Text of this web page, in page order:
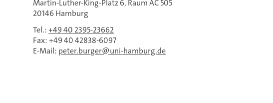
Martin-Luther-King-Platz 6, Raum AC 505
20146 Hamburg
Tel.:+49 40 2395-23662
Fax: +49 40 42838-6097
E-Mail: peter.burger uni-hamburg.de